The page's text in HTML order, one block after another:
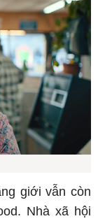
giới vẫn còn
Nhà xã hội